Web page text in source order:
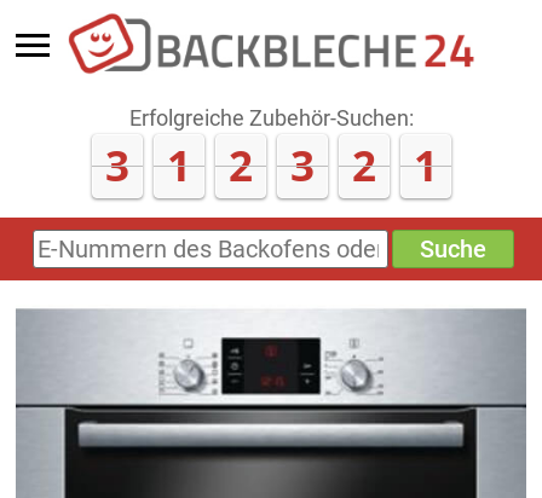
Erfolgreiche Zubehör-Suchen:
3 1 2 3 2 1
E-
Nummern
Suche